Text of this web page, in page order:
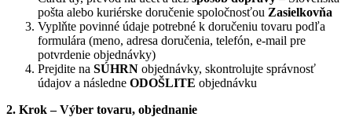
pošta alebo kuriérske doručenie spoločnosťou Zasielkovňa
Vyplňte povinné údaje potrebné k doručeniu tovaru podľa
formulára (meno, adresa doručenia, telefón, e-mail pre
potvrdenie objednávky)
Prejdite na SÚHRN objednávky, skontrolujte správnosť
údajov a následne ODOŠLITE objednávku
2. Krok – Výber tovaru, objednanie